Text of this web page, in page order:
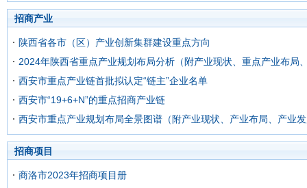
招商产业
陕西省各市（区）产业创新集群建设重点方向
2024年陕西省重点产业规划布局分析（附产业现状、重点产业布局
西安市重点产业链首批拟认定“链主”企业名单
西安市“19+6+N”的重点招商产业链
西安市重点产业规划布局全景图谱（附产业现状、产业布局、产业
招商项目
商洛市2023年招商项目册